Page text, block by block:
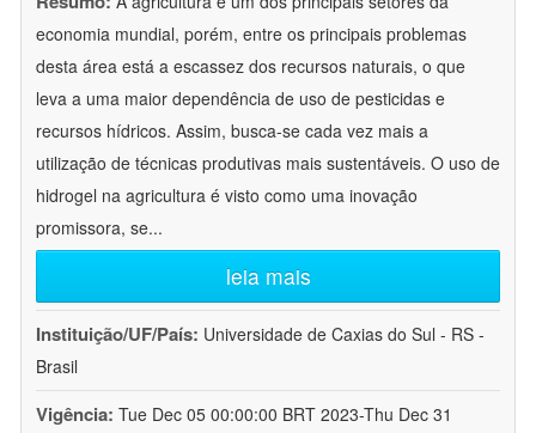
economia mundial, porém, entre os principais problemas
desta área está a escassez dos recursos naturais, o que
leva a uma maior dependência de uso de pesticidas e
recursos hídricos. Assim, busca-se cada vez mais a
utilização de técnicas produtivas mais sustentáveis. O uso de
hidrogel na agricultura é visto como uma inovação
promissora, se...
leia mais
Instituição/UF/País: Universidade de Caxias do Sul - RS -
Brasil
Vigência: Tue Dec 05 00:00:00 BRT 2023-Thu Dec 31